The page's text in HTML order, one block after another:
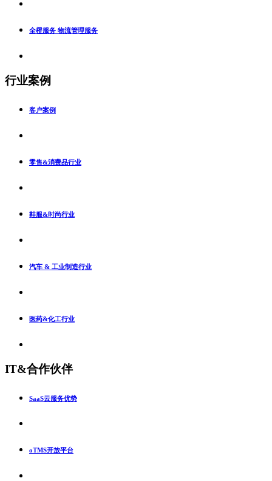
全橙服务 物流管理服务
行业案例
客户案例
零售&消费品行业
鞋服&时尚行业
汽车 & 工业制造行业
医药&化工行业
IT&合作伙伴
SaaS云服务优势
oTMS开放平台